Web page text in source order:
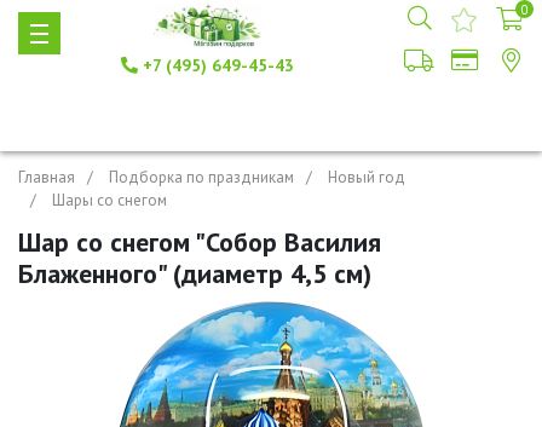
+7 (495) 649-45-43
0
Главная Подборка по праздникам
Новый год
Шары со снегом
Шар со снегом "Собор Василия
Блаженного" (диаметр 4,5 см)